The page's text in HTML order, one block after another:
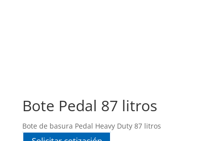
Bote Pedal 87 litros
Bote de basura Pedal Heavy Duty 87 litros